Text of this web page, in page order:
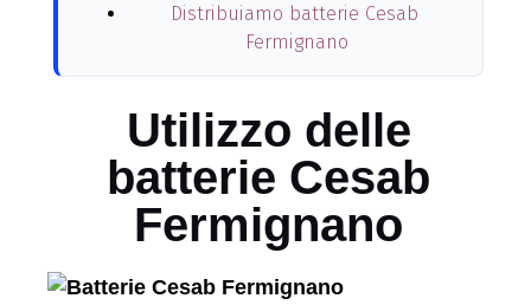
Distribuiamo batterie Cesab
Fermignano
Utilizzo delle
batterie Cesab
Fermignano